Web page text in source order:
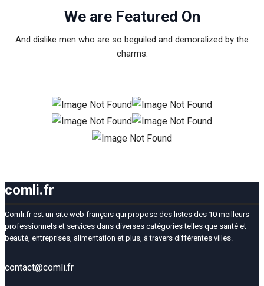
We are Featured On
And dislike men who are so beguiled and demoralized by the
charms.
comli.fr
Comli.fr est un site web français qui propose des listes des 10 meilleurs
professionnels et services dans diverses catégories telles que santé et
beauté, entreprises, alimentation et plus, à travers différentes villes.
contact@comli.fr